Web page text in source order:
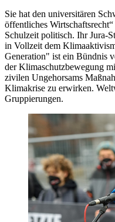
Sie hat den universitären
öffentliches
Schulzeit politisch. Ihr Jura-
in Vollzeit dem
Generation" ist ein Bündnis
der Klimaschutzbewegung
zivilen Ungehorsams
Klimakrise zu erwirken.
Gruppierungen.